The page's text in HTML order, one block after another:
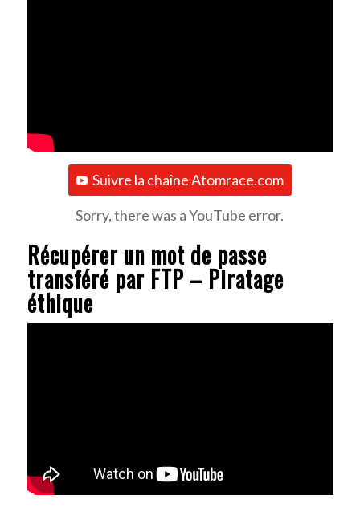
Suivre la chaîne Atomrace.com
Sorry, there was a YouTube error.
Récupérer un mot de passe
transféré par FTP – Piratage
éthique